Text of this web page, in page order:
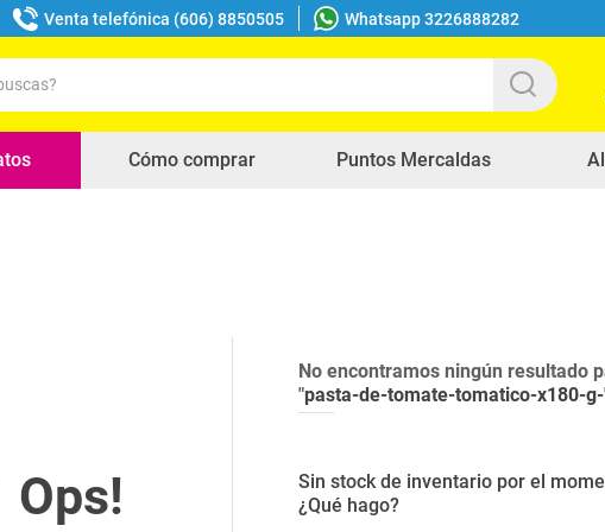
Venta telefónica (606) 8850505 Whatsapp 3226888282
Cómo comprar Puntos Mercaldas
No encontramos ningún resultado
"pasta-de-tomate-tomatico-x180-g-
Sin stock de inventario por el
¿Qué hago?
buscados